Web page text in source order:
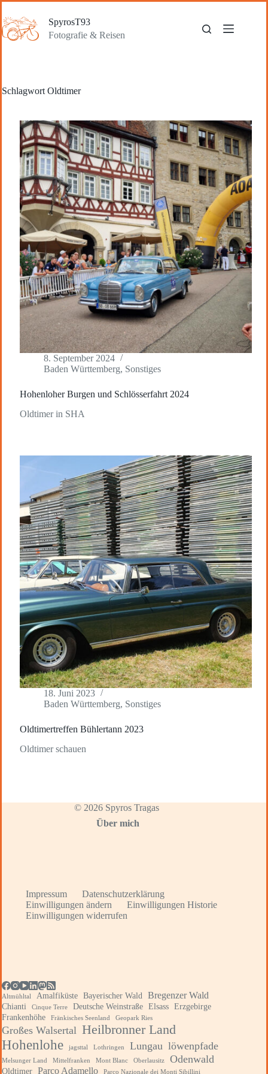
Inhalt
springen
SpyrosT93
Fotografie & Reisen
Schlagwort Oldtimer
8. September 2024
Baden Württemberg, Sonstiges
Hohenloher Burgen und Schlösserfahrt 2024
Oldtimer in SHA
18. Juni 2023
Baden Württemberg, Sonstiges
Oldtimertreffen Bühlertann 2023
Oldtimer schauen
© 2026 Spyros Tragas
Über mich
Impressum
Datenschutzerklärung
Einwilligungen ändern
Einwilligungen Historie
Einwilligungen widerrufen
Altmühltal Amalfiküste Bayerischer Wald Bregenzer Wald
Chianti Cinque Terre Deutsche Weinstraße Elsass Erzgebirge
Frankenhöhe
Fränkisches Seenland Geopark Ries
Großes Walsertal Heilbronner Land
Hohenlohe jagsttal Lothringen Lungau löwenpfade
Melsunger Land Mittelfranken Mont Blanc Oberlausitz Odenwald
Oldtimer Parco Adamello Parco Nazionale dei Monti Sibillini